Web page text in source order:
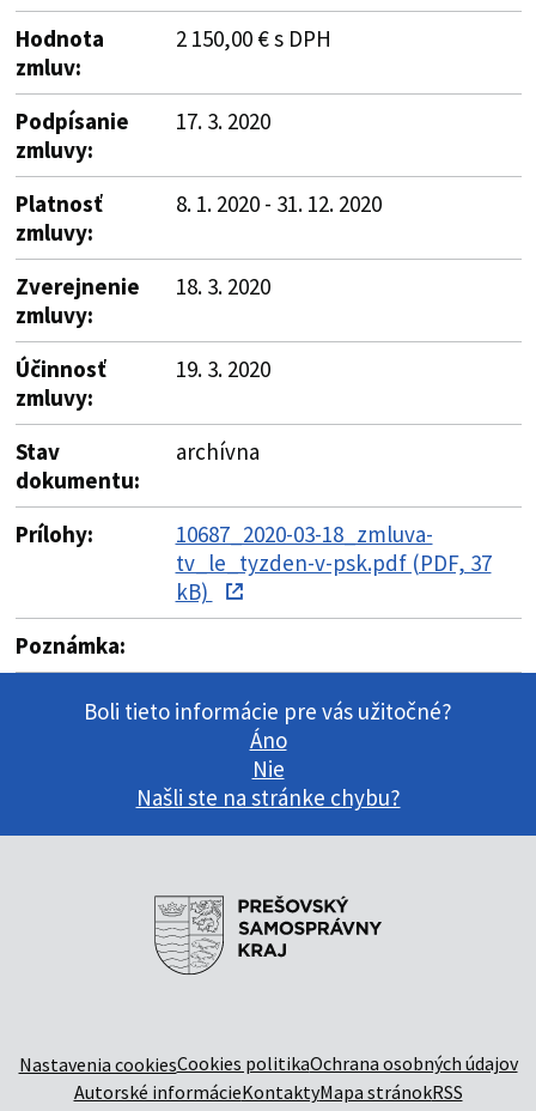
Hodnota
zmluv:
2 150,00 € s DPH
Podpísanie
zmluvy:
17. 3. 2020
Platnosť
zmluvy:
8. 1. 2020 - 31. 12. 2020
Zverejnenie
zmluvy:
18. 3. 2020
Účinnosť
zmluvy:
19. 3. 2020
Stav
dokumentu:
archívna
Prílohy:
10687_2020-03-18_zmluva-
tv_le_tyzden-v-psk.pdf (PDF, 37
kB)
Poznámka:
Boli tieto informácie pre vás užitočné?
Áno
Nie
Našli ste na stránke chybu?
Nastavenia cookiesCookies politikaOchrana osobných údajov
Autorské informácieKontaktyMapa stránokRSS